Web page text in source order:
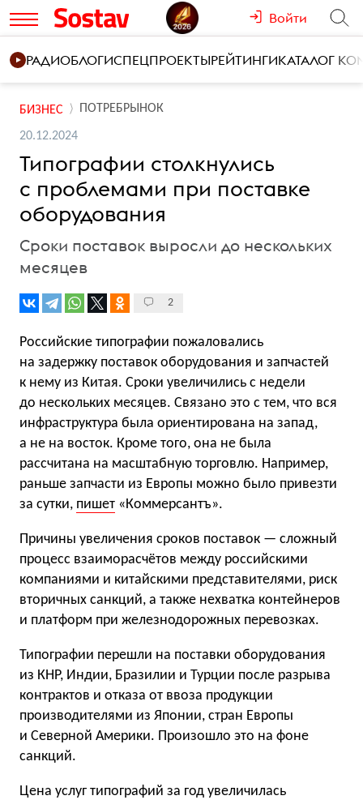
Войти
РАДИОБЛОГИСПЕЦПРОЕКТЫРЕЙТИНГИКАТАЛОГ
БИЗНЕС ПОТРЕБРЫНОК
20.12.2024
Типографии столкнулись
с проблемами при поставке
оборудования
Сроки поставок выросли до нескольких
месяцев
2
Российские типографии пожаловались
на задержку поставок оборудования и запчастей
к нему из Китая. Сроки увеличились с недели
до нескольких месяцев. Связано это с тем, что вся
инфраструктура была ориентирована на запад,
а не на восток. Кроме того, она не была
рассчитана на масштабную торговлю. Например,
раньше запчасти из Европы можно было привезти
за сутки, пишет «Коммерсантъ».
Причины увеличения сроков поставок — сложный
процесс взаиморасчётов между российскими
компаниями и китайскими представителями, риск
вторичных санкций, а также нехватка контейнеров
и платформ при железнодорожных перевозках.
Типографии перешли на поставки оборудования
из КНР, Индии, Бразилии и Турции после разрыва
контрактов и отказа от ввоза продукции
производителями из Японии, стран Европы
и Северной Америки. Произошло это на фоне
санкций.
Цена услуг типографий за год увеличилась